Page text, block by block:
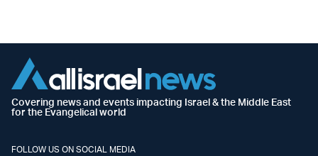
Covering news and events impacting Israel & the Middle East
for the Evangelical world
FOLLOW US ON SOCIAL MEDIA